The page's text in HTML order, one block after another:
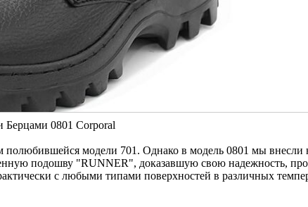
0801 Corporal
полюбившейся модели 701. Однако в модель 0801 мы внесли
подошву "RUNNER", доказавшую свою надежность,
с любыми типами поверхностей в различных